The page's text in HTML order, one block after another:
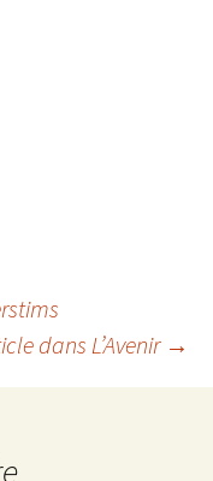
dans L’Avenir →